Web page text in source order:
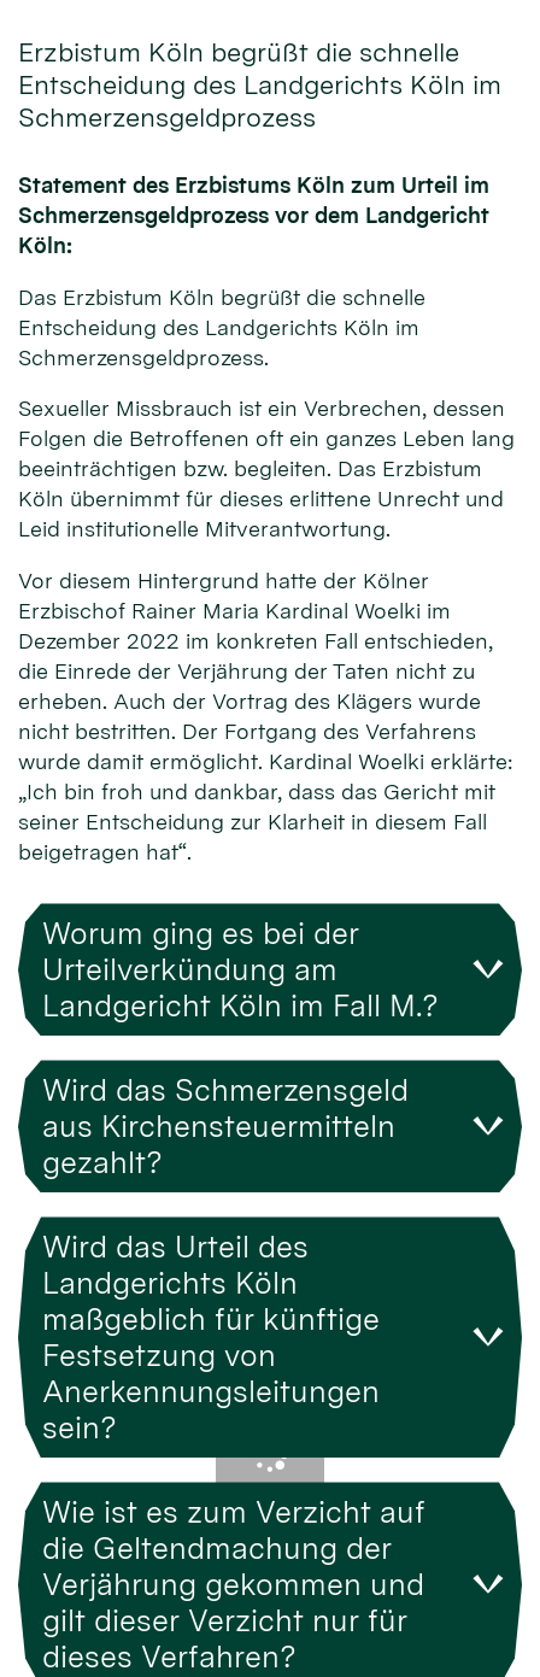
Erzbistum Köln begrüßt die schnelle
Entscheidung des Landgerichts Köln im
Schmerzensgeldprozess
Statement des Erzbistums Köln zum Urteil im
Schmerzensgeldprozess vor dem Landgericht
Köln:
Das Erzbistum Köln begrüßt die schnelle
Entscheidung des Landgerichts Köln im
Schmerzensgeldprozess.
Sexueller Missbrauch ist ein Verbrechen, dessen
Folgen die Betroffenen oft ein ganzes Leben lang
beeinträchtigen bzw. begleiten. Das Erzbistum
Köln übernimmt für dieses erlittene Unrecht und
Leid institutionelle Mitverantwortung.
Vor diesem Hintergrund hatte der Kölner
Erzbischof Rainer Maria Kardinal Woelki im
Dezember 2022 im konkreten Fall entschieden,
die Einrede der Verjährung der Taten nicht zu
erheben. Auch der Vortrag des Klägers wurde
nicht bestritten. Der Fortgang des Verfahrens
wurde damit ermöglicht. Kardinal Woelki erklärte:
„Ich bin froh und dankbar, dass das Gericht mit
seiner Entscheidung zur Klarheit in diesem Fall
beigetragen hat“.
Worum ging es bei der
Urteilverkündung am
Landgericht Köln im Fall M.?
Wird das Schmerzensgeld
aus Kirchensteuermitteln
gezahlt?
Wird das Urteil des
Landgerichts Köln
maßgeblich für künftige
Festsetzung von
Anerkennungsleitungen
sein?
Wie ist es zum Verzicht auf
die Geltendmachung der
Verjährung gekommen und
gilt dieser Verzicht nur für
dieses Verfahren?